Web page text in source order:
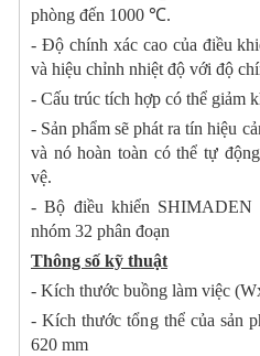
phòng đến 1000 ℃.
- Độ chính xác cao của điều
và hiệu chỉnh nhiệt độ với độ
- Cấu trúc tích hợp có thể giảm
- Sản phẩm sẽ phát ra tín hiệu
và nó hoàn toàn có thể tự
vệ.
- Bộ điều khiển SHIMADEN
nhóm 32 phân đoạn
Thông số kỹ thuật
- Kích thước buồng làm việc
- Kích thước tổng thể của sản
620 mm